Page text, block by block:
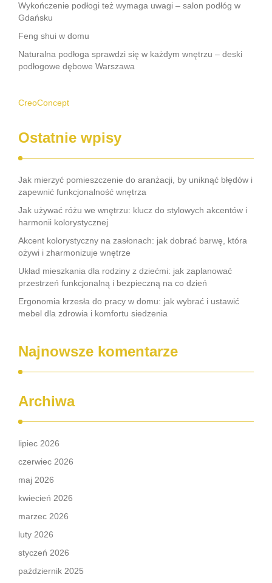
Wykończenie podłogi też wymaga uwagi – salon podłóg w
Gdańsku
Feng shui w domu
Naturalna podłoga sprawdzi się w każdym wnętrzu – deski
podłogowe dębowe Warszawa
CreoConcept
Ostatnie wpisy
Jak mierzyć pomieszczenie do aranżacji, by uniknąć błędów i
zapewnić funkcjonalność wnętrza
Jak używać różu we wnętrzu: klucz do stylowych akcentów i
harmonii kolorystycznej
Akcent kolorystyczny na zasłonach: jak dobrać barwę, która
ożywi i zharmonizuje wnętrze
Układ mieszkania dla rodziny z dziećmi: jak zaplanować
przestrzeń funkcjonalną i bezpieczną na co dzień
Ergonomia krzesła do pracy w domu: jak wybrać i ustawić
mebel dla zdrowia i komfortu siedzenia
Najnowsze komentarze
Archiwa
lipiec 2026
czerwiec 2026
maj 2026
kwiecień 2026
marzec 2026
luty 2026
styczeń 2026
październik 2025